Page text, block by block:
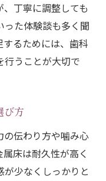
丁寧に調整しても
った体験談も多く聞
るためには、歯科
行うことが大切で
び方
の伝わり方や噛み心
床は耐久性が高く
少なくしっかりと